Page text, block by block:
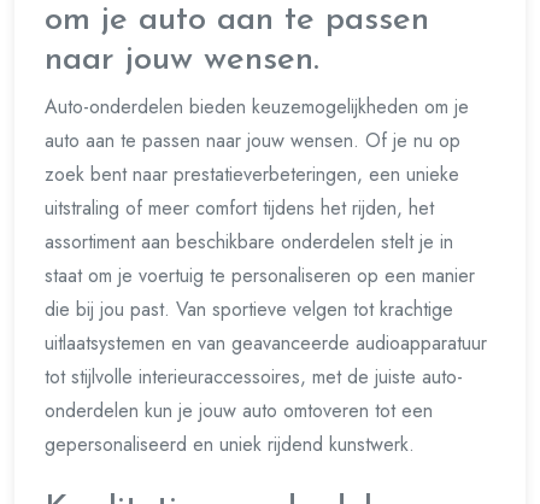
om je auto aan te passen
naar jouw wensen.
Auto-onderdelen bieden keuzemogelijkheden om je
auto aan te passen naar jouw wensen. Of je nu op
zoek bent naar prestatieverbeteringen, een unieke
uitstraling of meer comfort tijdens het rijden, het
assortiment aan beschikbare onderdelen stelt je in
staat om je voertuig te personaliseren op een manier
die bij jou past. Van sportieve velgen tot krachtige
uitlaatsystemen en van geavanceerde audioapparatuur
tot stijlvolle interieuraccessoires, met de juiste auto-
onderdelen kun je jouw auto omtoveren tot een
gepersonaliseerd en uniek rijdend kunstwerk.